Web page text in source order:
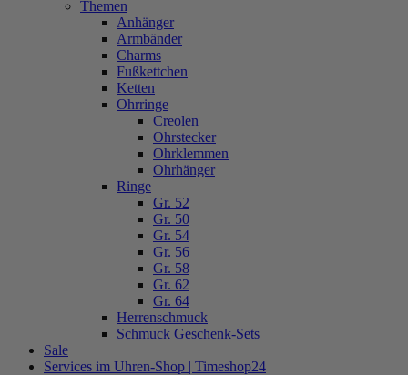
Themen
Anhänger
Armbänder
Charms
Fußkettchen
Ketten
Ohrringe
Creolen
Ohrstecker
Ohrklemmen
Ohrhänger
Ringe
Gr. 52
Gr. 50
Gr. 54
Gr. 56
Gr. 58
Gr. 62
Gr. 64
Herrenschmuck
Schmuck Geschenk-Sets
Sale
Services im Uhren-Shop | Timeshop24